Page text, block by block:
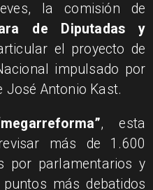
la comisión de
de Diputadas y
el proyecto de
impulsado por
José Antonio Kast.
, esta
más de 1.600
por parlamentarios y
más debatidos